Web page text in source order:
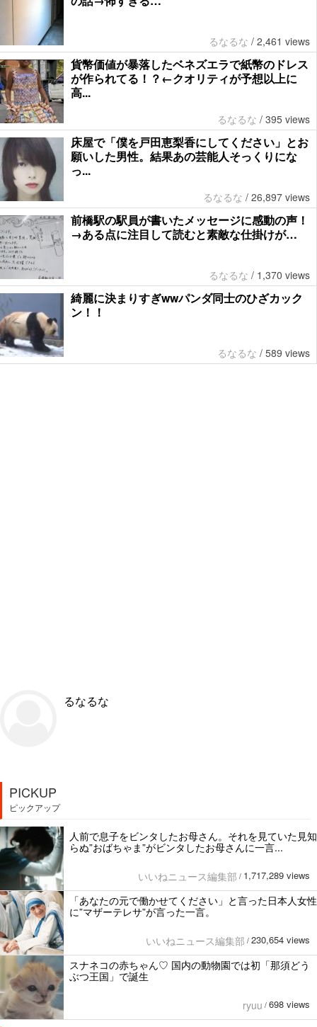
るなるな / 2,461 views
貨幣価値が暴落したベネズエラで紙幣のドレス
が作られてる！？←クオリティが予想以上に
高...
るなるな / 395 views
床屋で「僕を戸田恵梨香にしてください」とお
願いした男性。結果あの芸能人そっくりにな
っ...
るなるな / 26,897 views
前橋駅の駅員が書いたメッセージに感動の声！
→ある点に注目して読むと素敵な仕掛けが…
るなるな / 1,370 views
綺麗に決まりすぎwwパンダ同士のひざカック
ン！！
るなるな / 589 views
るなるな
PICKUP
ピックアップ
人前で息子をビンタしたお母さん。それを見ていた見知
らぬ”おばちゃま”がビンタしたお母さんに一言...
いいねニュース編集部 / 1,717,289 views
「あなたの元で働かせてください」と言った日本人女性
に”マザーテレサ”が言った一言。
いいねニュース編集部 / 230,654 views
スナネコの赤ちゃん♡ 国内の動物園では初「那須どう
ぶつ王国」で誕生
ryuu / 698 views